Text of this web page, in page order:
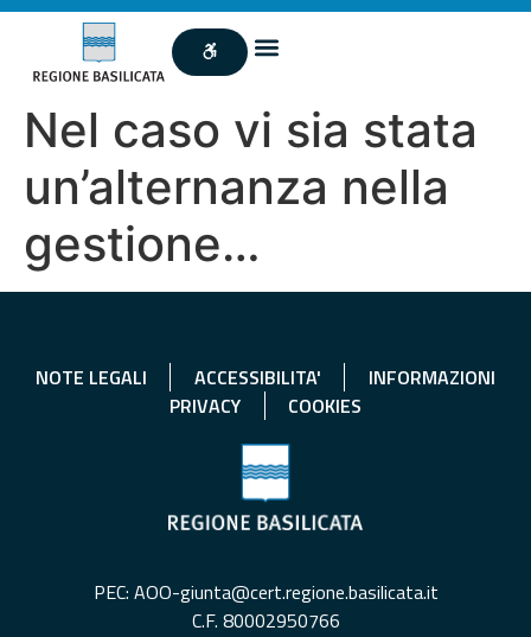
Nel caso vi sia stata
un’alternanza nella
gestione…
NOTE LEGALI ACCESSIBILITA'
INFORMAZIONI
PRIVACY
COOKIES
PEC: AOO-giunta@cert.regione.basilicata.it
C.F. 80002950766